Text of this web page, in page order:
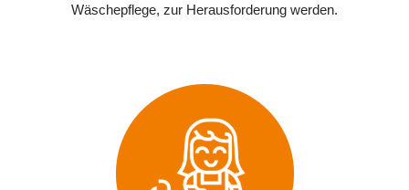
Wäschepflege, zur Herausforderung werden.